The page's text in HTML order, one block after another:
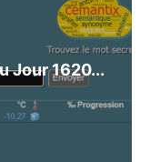
Jour 1620...